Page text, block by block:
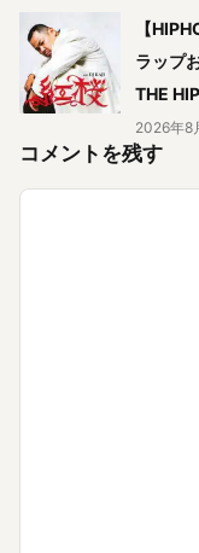
【
ラップ
THE
2026年8
コメントを残す